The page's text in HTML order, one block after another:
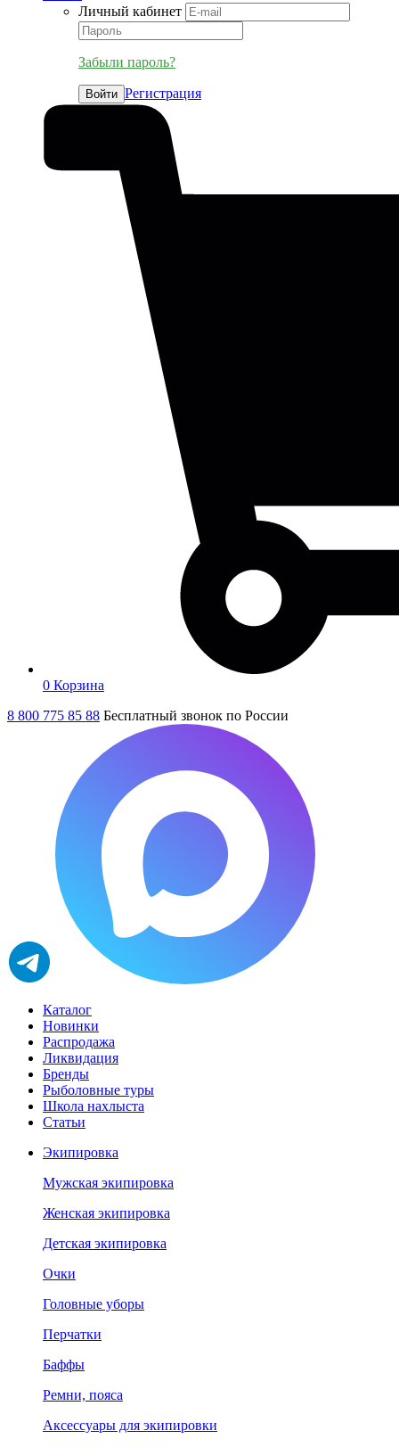
Личный кабинет
Забыли пароль?
Войти Регистрация
0 Корзина
8 800 775 85 88 Бесплатный звонок по России
Каталог
Новинки
Распродажа
Ликвидация
Бренды
Рыболовные туры
Школа нахлыста
Статьи
Экипировка
Мужская экипировка
Женская экипировка
Детская экипировка
Очки
Головные уборы
Перчатки
Баффы
Ремни, пояса
Аксессуары для экипировки